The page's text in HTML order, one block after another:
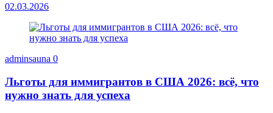
02.03.2026
adminsauna 0
Льготы для иммигрантов в США 2026: всё, что
нужно знать для успеха